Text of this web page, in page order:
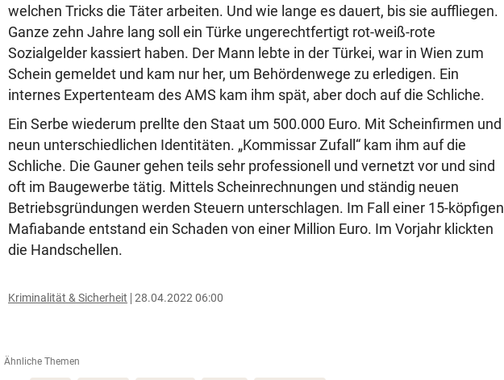
welchen Tricks die Täter arbeiten. Und wie lange es dauert, bis sie auffliegen.
Ganze zehn Jahre lang soll ein Türke ungerechtfertigt rot-weiß-rote
Sozialgelder kassiert haben. Der Mann lebte in der Türkei, war in Wien zum
Schein gemeldet und kam nur her, um Behördenwege zu erledigen. Ein
internes Expertenteam des AMS kam ihm spät, aber doch auf die Schliche.
Ein Serbe wiederum prellte den Staat um 500.000 Euro. Mit Scheinfirmen und
neun unterschiedlichen Identitäten. „Kommissar Zufall“ kam ihm auf die
Schliche. Die Gauner gehen teils sehr professionell und vernetzt vor und sind
oft im Baugewerbe tätig. Mittels Scheinrechnungen und ständig neuen
Betriebsgründungen werden Steuern unterschlagen. Im Fall einer 15-köpfigen
Mafiabande entstand ein Schaden von einer Million Euro. Im Vorjahr klickten
die Handschellen.
Kriminalität & Sicherheit 28.04.2022 06:00
Ähnliche Themen